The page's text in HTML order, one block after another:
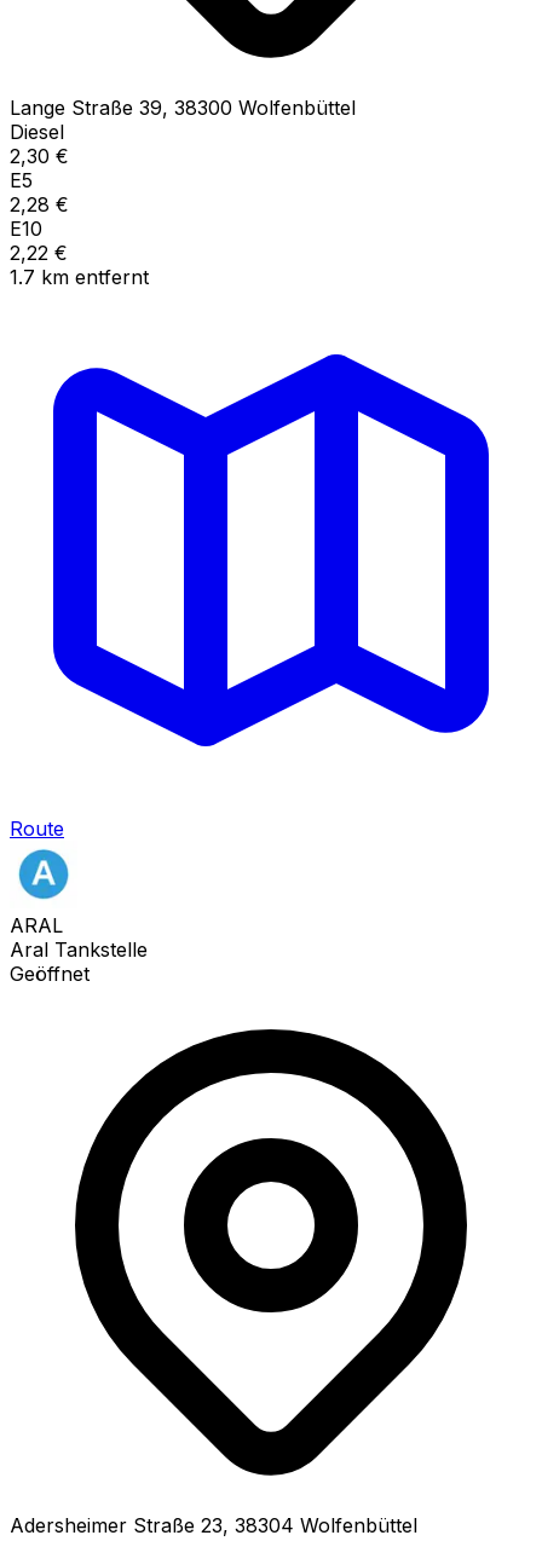
Lange Straße 39, 38300 Wolfenbüttel
Diesel
2,30 €
E5
2,28 €
E10
2,22 €
1.7 km entfernt
Route
ARAL
Aral Tankstelle
Geöffnet
Adersheimer Straße 23, 38304 Wolfenbüttel